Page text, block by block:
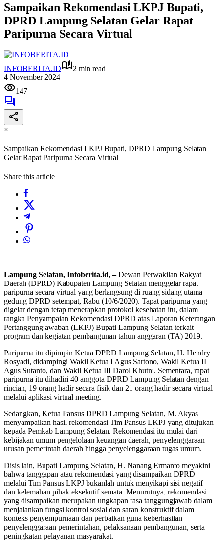
Sampaikan Rekomendasi LKPJ Bupati,
DPRD Lampung Selatan Gelar Rapat
Paripurna Secara Virtual
INFOBERITA.ID
2 min read
4 November 2024
147
×
Sampaikan Rekomendasi LKPJ Bupati, DPRD Lampung Selatan
Gelar Rapat Paripurna Secara Virtual
Share this article
Lampung Selatan, Infoberita.id, –Dewan Perwakilan Rakyat
Daerah (DPRD) Kabupaten Lampung Selatan menggelar rapat
paripurna secara virtual yang berlangsung di ruang sidang utama
gedung DPRD setempat, Rabu (10/6/2020). Tapat paripurna yang
digelar dengan tetap menerapkan protokol kesehatan itu, dalam
rangka Penyampaian Rekomendasi DPRD atas Laporan Keterangan
Pertanggungjawaban (LKPJ) Bupati Lampung Selatan terkait
program dan kegiatan pembangunan tahun anggaran (TA) 2019.
Paripurna itu dipimpin Ketua DPRD Lampung Selatan, H. Hendry
Rosyadi, didampingi Wakil Ketua I Agus Sartono, Wakil Ketua II
Agus Sutanto, dan Wakil Ketua III Darol Khutni. Sementara, rapat
paripurna itu dihadiri 40 anggota DPRD Lampung Selatan dengan
rincian, 19 orang hadir secara fisik dan 21 orang hadir secara virtual
melalui aplikasi virtual meeting.
Sedangkan, Ketua Pansus DPRD Lampung Selatan, M. Akyas
menyampaikan hasil rekomendasi Tim Pansus LKPJ yang ditujukan
kepada Pemkab Lampung Selatan. Rekomendasi itu mulai dari
kebijakan umum pengelolaan keuangan daerah, penyelenggaraan
urusan pemerintah daerah hingga penyelenggaraan tugas umum.
Disis lain, Bupati Lampung Selatan, H. Nanang Ermanto meyakini
bahwa tanggapan atau rekomendasi yang disampaikan DPRD
melalui Tim Pansus LKPJ bukanlah untuk menyikapi sisi negatif
dan kelemahan pihak eksekutif semata. Menurutnya, rekomendasi
yang disampaikan merupakan ungkapan rasa tanggungjawab dalam
menjalankan fungsi kontrol sosial dan saran konstruktif dalam
konteks penyempurnaan dan perbaikan guna keberhasilan
penyelenggaraan pemerintahan, pelaksanaan pembangunan, serta
peningkatan pelayanan masyarakat.